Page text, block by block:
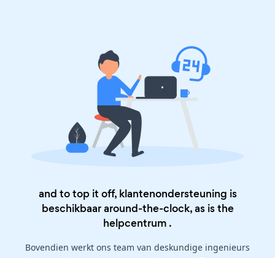
and to top it off, klantenondersteuning is
beschikbaar around-the-clock, as is the
helpcentrum .
Bovendien werkt ons team van deskundige ingenieurs